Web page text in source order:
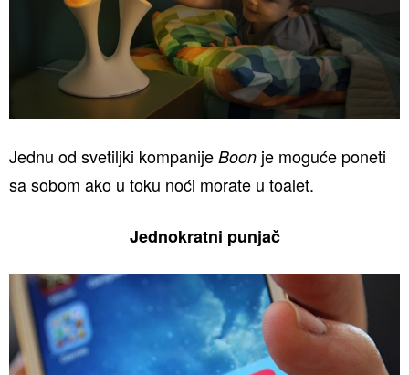
Jednu od svetiljki kompanije Boon je moguće poneti
sa sobom ako u toku noći morate u toalet.
Jednokratni punjač